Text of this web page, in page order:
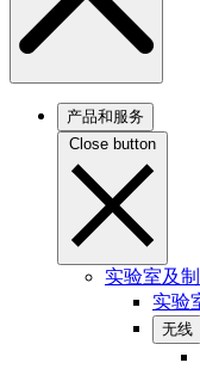
产品和服务
Close button
实验室及
实验
无线